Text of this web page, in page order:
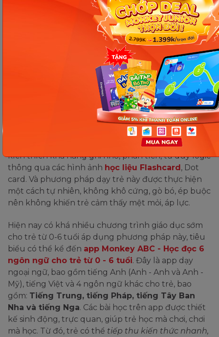
Glenn Doman là phương pháp giáo dục trẻ thông minh
sớm hiệu quả. (Ảnh: Sưu tầm Internet)
Khi áp dụng phương pháp giáo dục này, trẻ sẽ được
kích thích khả năng ghi nhớ, phân tích, tư duy logic
thông qua các hình ảnh học liệu Flashcard, Dot
card. Và phương pháp dạy trẻ này được thực hiện
một cách tự nhiên, không khô cứng, gò bó, ép buộc
nên không khiến trẻ cảm thấy mệt mỏi, áp lực.
Hiện nay có khá nhiều chương trình giáo dục sớm
cho trẻ từ 0-6 tuổi áp dụng phương pháp này, tiêu
biểu có thể kể đến app Monkey ABC - Học đọc 6
ngôn ngữ cho trẻ từ 0 - 6 tuổi. Đây là app dạy
ngoại ngữ, bao gồm tiếng Anh (Anh - Anh và Anh -
Mỹ), tiếng Việt và 4 ngôn ngữ khác cho trẻ, bao
gồm: Tiếng Trung, tiếng Pháp, tiếng Tây Ban
Nha và tiếng Nga. Các bài học trên app được thiết
kế sinh động, trực quan, giúp trẻ học mà chơi, chơi
mà học. Từ đó, trẻ có thể tiếp thu kiến thức nhanh,